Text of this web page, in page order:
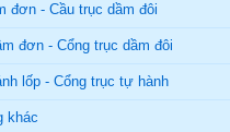
đơn - Cầu trục dầm đôi
đơn - Cổng trục dầm đôi
lốp - Cổng trục tự hành
khác